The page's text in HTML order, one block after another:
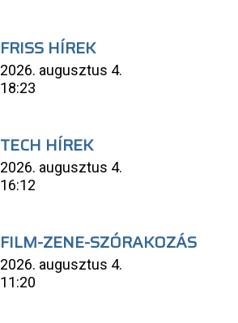
FRISS HÍREK
2026. augusztus 4.
18:23
TECH HÍREK
2026. augusztus 4.
16:12
FILM-ZENE-SZÓRAKOZÁS
2026. augusztus 4.
11:20